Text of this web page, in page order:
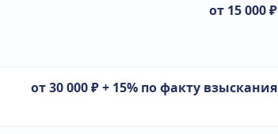
от 15 000 ₽
от 30 000 ₽ + 15% по факту взыскания